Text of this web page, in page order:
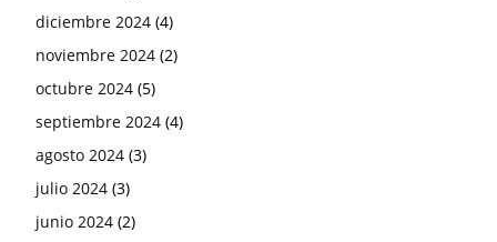
diciembre 2024 (4)
noviembre 2024 (2)
octubre 2024 (5)
septiembre 2024 (4)
agosto 2024 (3)
julio 2024 (3)
junio 2024 (2)